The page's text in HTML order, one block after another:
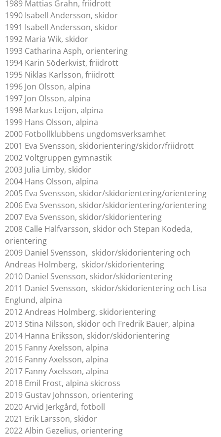
1989 Mattias Grahn, friidrott
1990 Isabell Andersson, skidor
1991 Isabell Andersson, skidor
1992 Maria Wik, skidor
1993 Catharina Asph, orientering
1994 Karin Söderkvist, friidrott
1995 Niklas Karlsson, friidrott
1996 Jon Olsson, alpina
1997 Jon Olsson, alpina
1998 Markus Leijon, alpina
1999 Hans Olsson, alpina
2000 Fotbollklubbens ungdomsverksamhet
2001 Eva Svensson, skidorientering/skidor/friidrott
2002 Voltgruppen gymnastik
2003 Julia Limby, skidor
2004 Hans Olsson, alpina
2005 Eva Svensson, skidor/skidorientering/orientering
2006 Eva Svensson, skidor/skidorientering/orientering
2007 Eva Svensson, skidor/skidorientering
2008 Calle Halfvarsson, skidor och Stepan Kodeda,
orientering
2009 Daniel Svensson, skidor/skidorientering och
Andreas Holmberg, skidor/skidorientering
2010 Daniel Svensson, skidor/skidorientering
2011 Daniel Svensson, skidor/skidorientering och Lisa
Englund, alpina
2012 Andreas Holmberg, skidorientering
2013 Stina Nilsson, skidor och Fredrik Bauer, alpina
2014 Hanna Eriksson, skidor/skidorientering
2015 Fanny Axelsson, alpina
2016 Fanny Axelsson, alpina
2017 Fanny Axelsson, alpina
2018 Emil Frost, alpina skicross
2019 Gustav Johnsson, orientering
2020 Arvid Jerkgård, fotboll
2021 Erik Larsson, skidor
2022 Albin Gezelius, orientering